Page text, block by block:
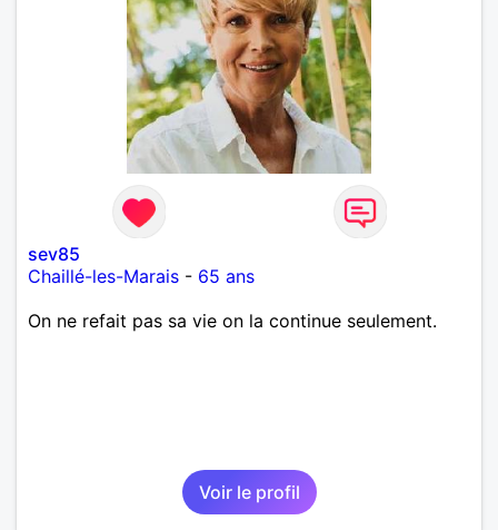
sev85
Chaillé-les-Marais - 65 ans
On ne refait pas sa vie on la continue seulement.
Voir le profil